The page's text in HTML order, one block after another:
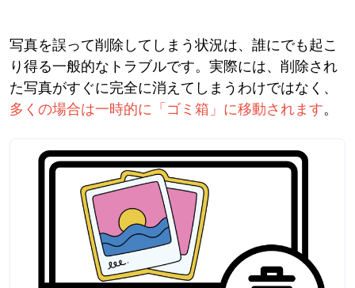
写真を誤って削除してしまう状況は、誰にでも起こ
り得る一般的なトラブルです。実際には、削除され
た写真がすぐに完全に消えてしまうわけではなく、
多くの場合は一時的に「ゴミ箱」に移動されます。